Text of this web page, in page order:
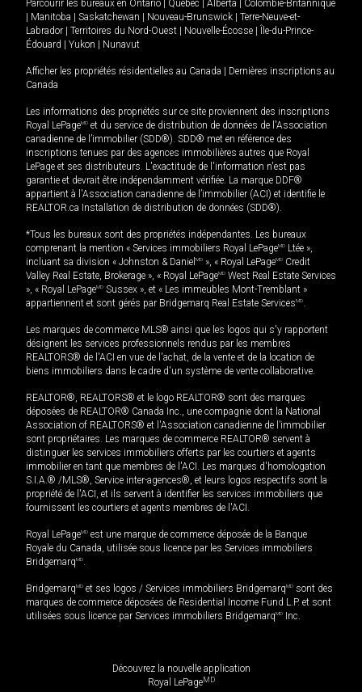
Parcourir les bureaux en Ontario Québec Alberta
Colombie-Britannique
Manitoba Saskatchewan Nouveau-Brunswick
Terre-Neuve-et-
Labrador
Territoires du Nord-Ouest Nouvelle-Écosse
Île-du-Prince-
Édouard
Yukon Nunavut
Afficher les propriétés résidentielles au Canada
Dernières inscriptions au
Canada
Les informations des propriétés sur ce site proviennent des inscriptions
Royal LePageMD et du service de distribution de données de l'Association
canadienne de l’immobilier (SDD®). SDD® met en référence des
inscriptions tenues par des agences immobilières autres que Royal
LePage et ses distributeurs. L'exactitude de l'information n'est pas
garantie et devrait être indépendamment vérifiée. La marque DDF®
appartient à l'Association canadienne de l’immobilier (ACI) et identifie le
REALTOR.ca Installation de distribution de données (SDD®).
*Tous les bureaux sont des propriétés indépendantes. Les bureaux
comprenant la mention « Services immobiliers Royal LePageMD Ltée »,
incluant sa division « Johnston & Daniel MD », « Royal LePageMD Credit
Valley Real Estate, Brokerage », « Royal LePageMD West Real Estate Services
», « Royal LePageMD Sussex », et « Les immeubles Mont-Tremblant »
appartiennent et sont gérés par Bridgemarq Real Estate ServicesMD.
Les marques de commerce MLS® ainsi que les logos qui s'y rapportent
désignent les services professionnels rendus par les membres
REALTORS® de l'ACI en vue de l'achat, de la vente et de la location de
biens immobiliers dans le cadre d'un système de vente collaborative.
REALTOR®, REALTORS® et le logo REALTOR® sont des marques
déposées de REALTOR® Canada Inc., une compagnie dont la National
Association of REALTORS® et l'Association canadienne de l’immobilier
sont propriétaires. Les marques de commerce REALTOR® servent à
distinguer les services immobiliers offerts par les courtiers et agents
immobilier en tant que membres de l'ACI. Les marques d'homologation
S.I.A.® /MLS®, Service inter-agences®, et leurs logos respectifs sont la
propriété de l'ACI, et ils servent à identifier les services immobiliers que
fournissent les courtiers et agents membres de l'ACI.
Royal LePageMD est une marque de commerce déposée de la Banque
Royale du Canada, utilisée sous licence par les Services immobiliers
BridgemarqMD.
BridgemarqMD et ses logos / Services immobiliers BridgemarqMD sont des
marques de commerce déposées de Residential Income Fund L.P. et sont
utilisées sous licence par Services immobiliers BridgemarqMD Inc.
Découvrez la nouvelle application
Royal LePageMD